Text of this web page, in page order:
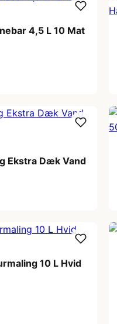
4,5 L 10 Mat
Ekstra Dæk Vand
10 L Hvid